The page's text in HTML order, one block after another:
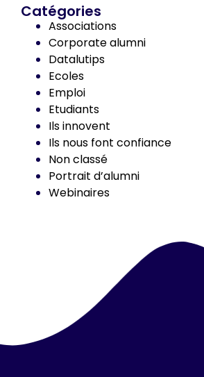
Catégories
Associations
Corporate alumni
Datalutips
Ecoles
Emploi
Etudiants
Ils innovent
Ils nous font confiance
Non classé
Portrait d’alumni
Webinaires